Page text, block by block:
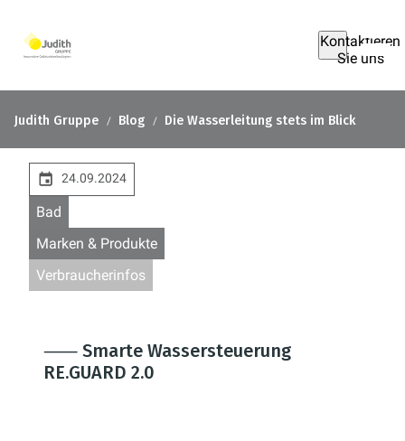
Kontaktieren
Sie uns
Judith Gruppe Blog Die Wasserleitung stets im Blick
24.09.2024
Bad
Marken & Produkte
Verbraucherinfos
⸺ Smarte Wassersteuerung
RE.GUARD 2.0